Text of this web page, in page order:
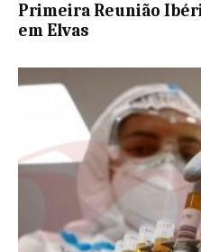
Primeira Reunião
em Elvas